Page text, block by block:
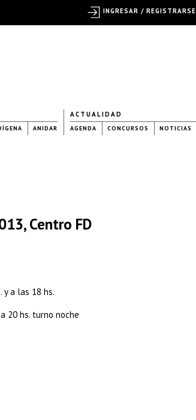
ANIDAR
ACTUALIDAD
AGENDA CONCURSOS NOTICIAS
Centro FD
y a las 18 hs.
20 hs. turno noche
INGRESAR / REGISTRARSE